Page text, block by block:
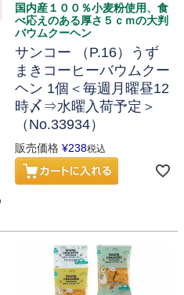
国内産１００％小麦粉使用、食
べ応えのある厚さ５ｃｍの大判
バウムクーヘン
サンコー （P.16）うず
まきコーヒーバウムクー
ヘン 1個＜毎週月曜昼12
時〆⇒水曜入荷予定＞
（No.33934）
販売価格 ¥238税込